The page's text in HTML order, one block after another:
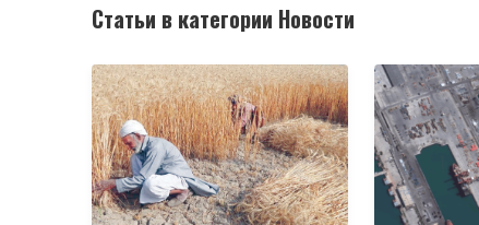
Статьи в категории Новости